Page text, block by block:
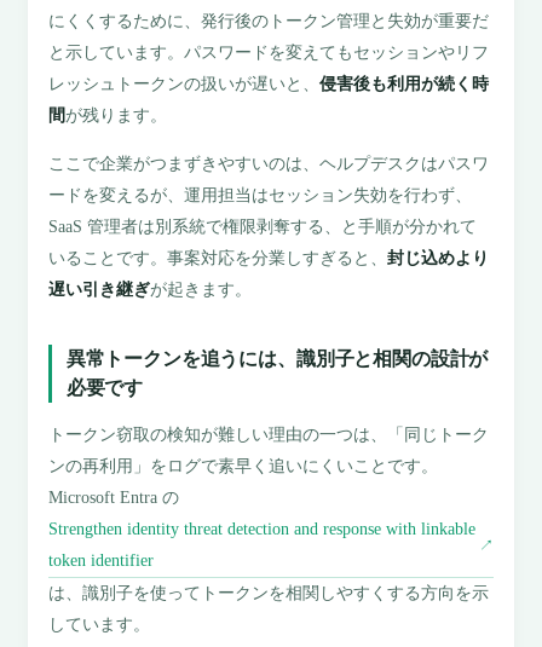
にくくするために、発行後のトークン管理と失効が重要だ
と示しています。パスワードを変えてもセッションやリフ
レッシュトークンの扱いが遅いと、侵害後も利用が続く時
間が残ります。
ここで企業がつまずきやすいのは、ヘルプデスクはパスワ
ードを変えるが、運用担当はセッション失効を行わず、
SaaS 管理者は別系統で権限剥奪する、と手順が分かれて
いることです。事案対応を分業しすぎると、封じ込めより
遅い引き継ぎが起きます。
異常トークンを追うには、識別子と相関の設計が
必要です
トークン窃取の検知が難しい理由の一つは、「同じトーク
ンの再利用」をログで素早く追いにくいことです。
Microsoft Entra の
Strengthen identity threat detection and response with linkable
token identifier
↗
は、識別子を使ってトークンを相関しやすくする方向を示
しています。